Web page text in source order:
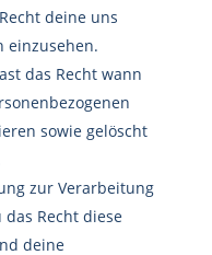
deine uns
einzusehen.
das Recht wann
sowie gelöscht
zur Verarbeitung
Recht diese
deine